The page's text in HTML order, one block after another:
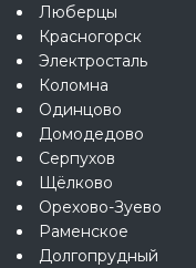
Люберцы
Красногорск
Электросталь
Коломна
Одинцово
Домодедово
Серпухов
Щёлково
Орехово-Зуево
Раменское
Долгопрудный